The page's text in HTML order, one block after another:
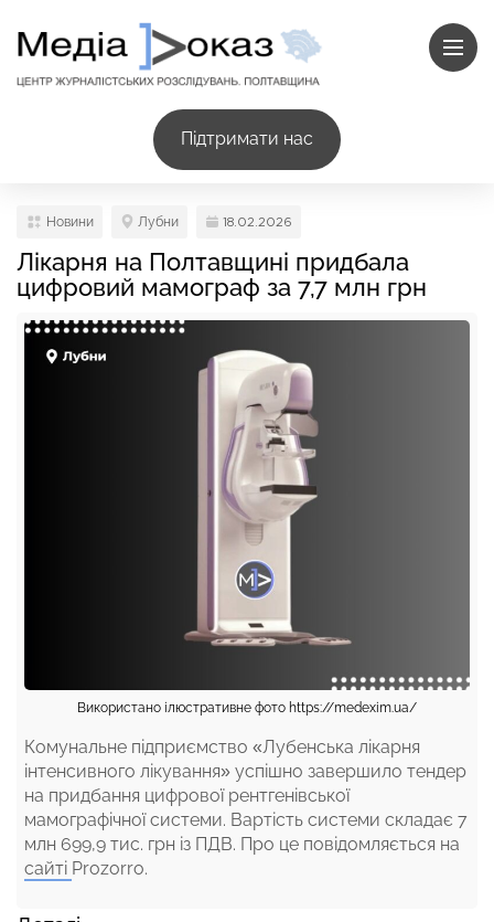
Підтримати нас
Новини Лубни 18.02.2026
Лікарня на Полтавщині придбала
цифровий мамограф за 7,7 млн грн
Використано ілюстративне фото https://medexim.ua/
Комунальне підприємство «Лубенська лікарня
інтенсивного лікування» успішно завершило тендер
на придбання цифрової рентгенівської
мамографічної системи. Вартість системи складає 7
млн 699,9 тис. грн із ПДВ. Про це повідомляється на
сайті Prozorro.